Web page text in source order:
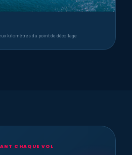
kilomètres du point de décollage
CHAQUE VOL